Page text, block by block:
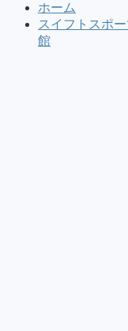
ホーム
スイフトスポ
館